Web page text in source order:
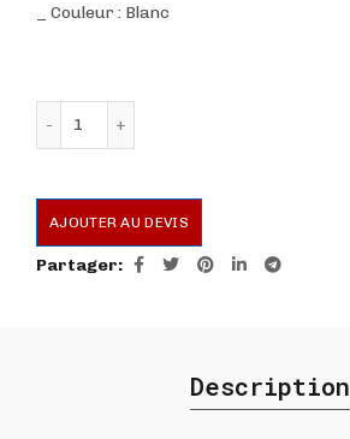
_ Couleur : Blanc
AJOUTER AU DEVIS
Partager
Description